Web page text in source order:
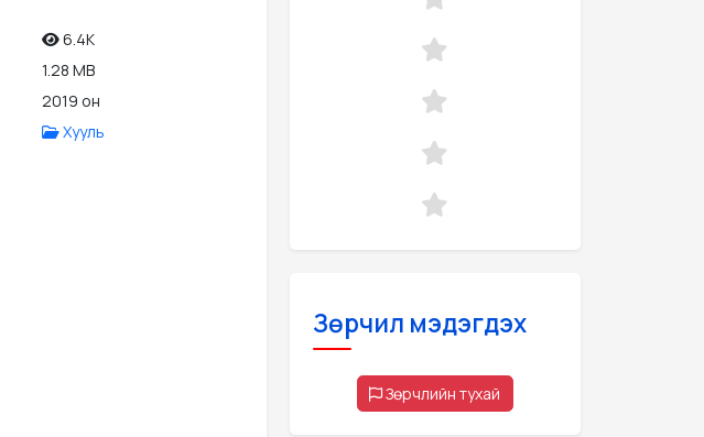
6.4K
1.28 MB
2019 он
Хууль
Зөрчил мэдэгдэх
Зөрчлийн тухай